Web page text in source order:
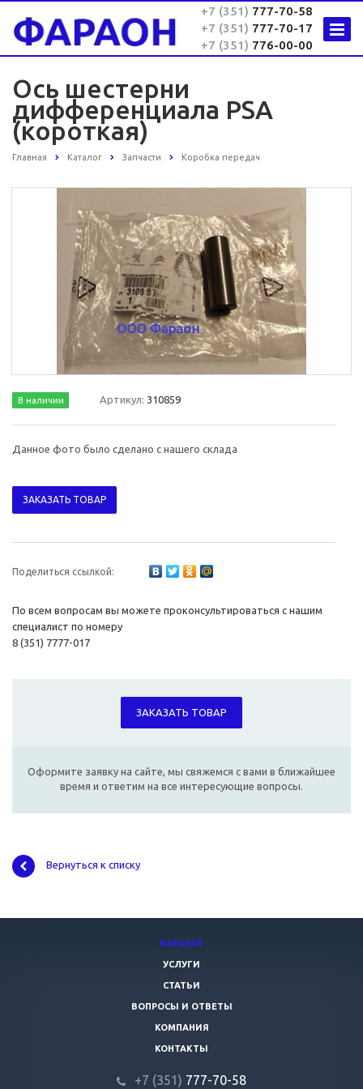
+7 (351) 777-70-58
+7 (351) 777-70-17
+7 (351) 776-00-00
Ось шестерни
дифференциала PSA
(короткая)
Главная Каталог Запчасти Коробка передач
В наличии Артикул: 310859
Данное фото было сделано с нашего склада
ЗАКАЗАТЬ ТОВАР
Поделиться ссылкой:
По всем вопросам вы можете проконсультироваться с нашим
специалист по номеру
8 (351) 7777-017
ЗАКАЗАТЬ ТОВАР
Оформите заявку на сайте, мы свяжемся с вами в ближайшее
время и ответим на все интересующие вопросы.
Вернуться к списку
КАТАЛОГ
УСЛУГИ
СТАТЬИ
ВОПРОСЫ И ОТВЕТЫ
КОМПАНИЯ
КОНТАКТЫ
+7 (351) 777-70-58